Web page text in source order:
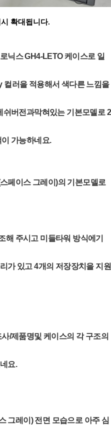
확대됩니다.
닉스 GH4-LETO 케이스로 일
컬러을 적용해서 색다른 느낌을
쉬버전과막혀있는 기본모델로 2
가능하네요.
페이스 그레이)의 기본모델로
해 주시고 미들타워 방식에기
가 있고 4개의 저장장치을 지원
/제품명및 케이스의 각 구조의
요.
그레이) 전면 모습으로 아주 심